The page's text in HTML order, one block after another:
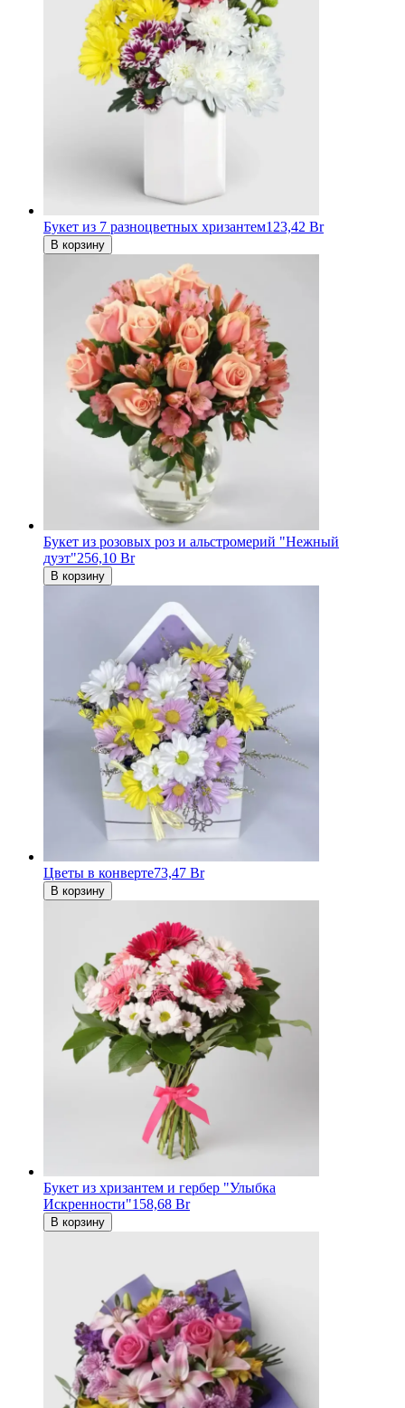
Букет из 7 разноцветных хризантем123,42 Br
В корзину
Букет из розовых роз и альстромерий "Нежный
дуэт"256,10 Br
В корзину
Цветы в конверте73,47 Br
В корзину
Букет из хризантем и гербер "Улыбка
Искренности"158,68 Br
В корзину